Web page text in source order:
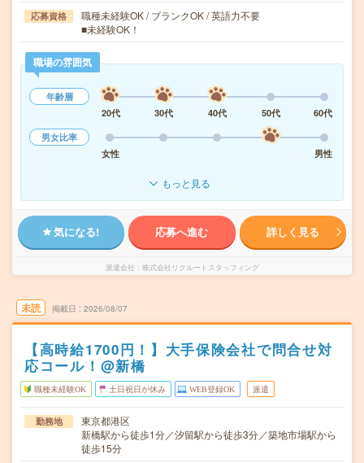
応募資格
職種未経験OK / ブランクOK / 英語力不要
■未経験OK！
職場の雰囲気
年齢層
20代
30代 40代 50代
60代
男女比率
女性
男性
もっと見る
気になる! 応募へ進む 詳しく見る
派遣会社 株式会社リクルートスタッフィング
未読 掲載日 2026/08/07
【高時給1700円！】大手保険会社で問合せ対
応コール！@新橋
職種未経験OK 土日祝日が休み WEB登録OK 派遣
勤務地
東京都港区
新橋駅から徒歩1分／汐留駅から徒歩3分／築地市場駅から
徒歩15分